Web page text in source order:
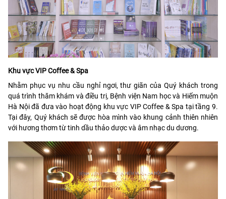
Khu vực VIP Coffee & Spa
Nhằm phục vụ nhu cầu nghỉ ngơi, thư giãn của Quý khách trong
quá trình thăm khám và điều trị, Bệnh viện Nam học và Hiếm muộn
Hà Nội đã đưa vào hoạt động khu vực VIP Coffee & Spa tại tầng 9.
Tại đây, Quý khách sẽ được hòa mình vào khung cảnh thiên nhiên
với hương thơm từ tinh dầu thảo dược và âm nhạc du dương.